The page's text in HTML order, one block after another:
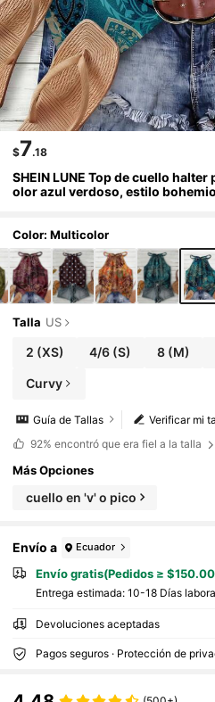
$7.18
SHEIN LUNE Top de cuello halter
olor azul verdoso, estilo
festival de música
Color: Multicolor
Talla US
2 (XS) 4/6 (S) 8(M)
Curvy
Verificar mi
Guía de Tallas
92% encontró que era fiel a la talla
Más Opciones
cuello en 'v' o pico
Envío a Ecuador
Envío gratis(Pedidos ≥
Entrega estimada: 10-18 Días
Devoluciones aceptadas
Pagos seguros · Protección de